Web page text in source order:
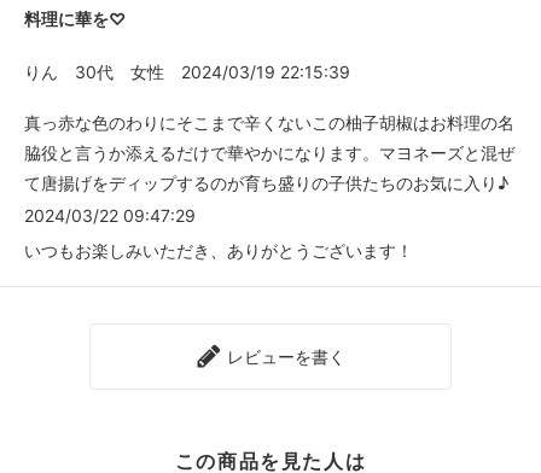
料理に華を♡
りん 30代 女性 2024/03/19 22:15:39
真っ赤な色のわりにそこまで辛くないこの柚子胡椒はお料理の名
脇役と言うか添えるだけで華やかになります。マヨネーズと混ぜ
て唐揚げをディップするのが育ち盛りの子供たちのお気に入り♪
2024/03/22 09:47:29
いつもお楽しみいただき、ありがとうございます！
レビューを書く
この商品を見た人は